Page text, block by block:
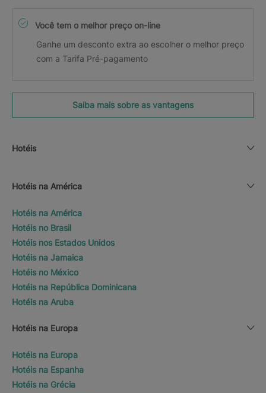
Você tem o melhor preço on-line
Ganhe um desconto extra ao escolher o melhor preço
com a Tarifa Pré-pagamento
Saiba mais sobre as vantagens
Hotéis
Hotéis na América
Hotéis na América
Hotéis no Brasil
Hotéis nos Estados Unidos
Hotéis na Jamaica
Hotéis no México
Hotéis na República Dominicana
Hotéis na Aruba
Hotéis na Europa
Hotéis na Europa
Hotéis na Espanha
Hotéis na Grécia